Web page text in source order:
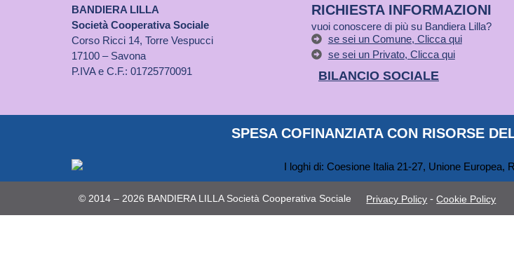
BANDIERA LILLA
Società Cooperativa Sociale
Corso Ricci 14, Torre Vespucci
17100 – Savona
P.IVA e C.F.: 01725770091
RICHIESTA INFORMAZIONI
vuoi conoscere di più su Bandiera Lilla?
se sei un Comune, Clicca qui
se sei un Privato, Clicca qui
BILANCIO SOCIALE
SPESA COFINANZIATA CON RISORSE
© 2014 – 2026 BANDIERA LILLA Società Cooperativa Sociale Privacy Policy -Cookie Policy